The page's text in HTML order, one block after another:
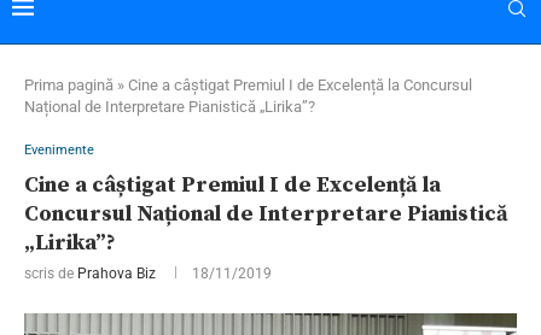
Prima pagină » Cine a câștigat Premiul I de Excelență la Concursul
Național de Interpretare Pianistică „Lirika”?
Evenimente
Cine a câștigat Premiul I de Excelență la
Concursul Național de Interpretare Pianistică
„Lirika”?
scris de Prahova Biz 18/11/2019